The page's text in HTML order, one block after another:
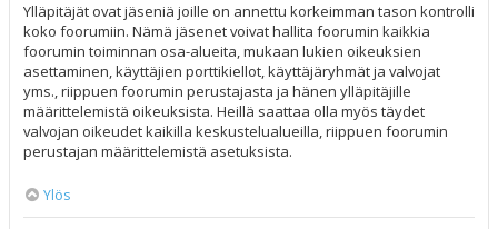
Ylläpitäjät ovat jäseniä joille on annettu korkeimman tason kontrolli
koko foorumiin. Nämä jäsenet voivat hallita foorumin kaikkia
foorumin toiminnan osa-alueita, mukaan lukien oikeuksien
asettaminen, käyttäjien porttikiellot, käyttäjäryhmät ja valvojat
yms., riippuen foorumin perustajasta ja hänen ylläpitäjille
määrittelemistä oikeuksista. Heillä saattaa olla myös täydet
valvojan oikeudet kaikilla keskustelualueilla, riippuen foorumin
perustajan määrittelemistä asetuksista.
Ylös